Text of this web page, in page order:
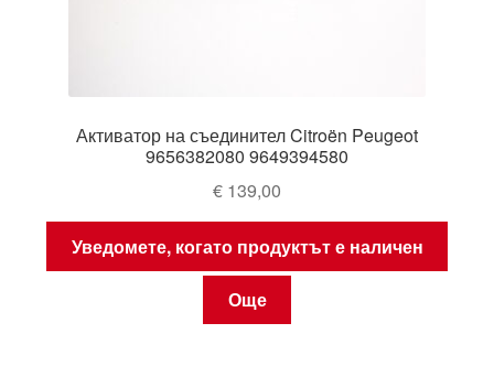
Активатор на съединител Citroën Peugeot
9656382080 9649394580
€ 139,00
Уведомете, когато продуктът е наличен
Още